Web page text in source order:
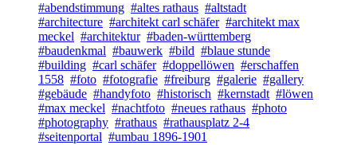
#abendstimmung #altes rathaus #altstadt
#architecture #architekt carl schäfer #architekt max
meckel #architektur #baden-württemberg
#baudenkmal #bauwerk #bild #blaue stunde
#building #carl schäfer #doppellöwen #erschaffen
1558 #foto #fotografie #freiburg #galerie #gallery
#gebäude #handyfoto #historisch #kernstadt #löwen
#max meckel #nachtfoto #neues rathaus #photo
#photography #rathaus #rathausplatz 2-4
#seitenportal #umbau 1896-1901